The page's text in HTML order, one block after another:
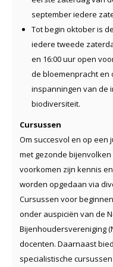
september iedere
Tot begin oktober is
iedere tweede
en 16:00 uur open
de bloemenpracht en
inspanningen van de
biodiversiteit.
Cursussen
Om succesvol en op een
met gezonde
voorkomen zijn kennis
worden opgedaan via
Cursussen voor
onder auspiciën van de
Bijenhoudersvereniging
docenten. Daarnaast
specialistische